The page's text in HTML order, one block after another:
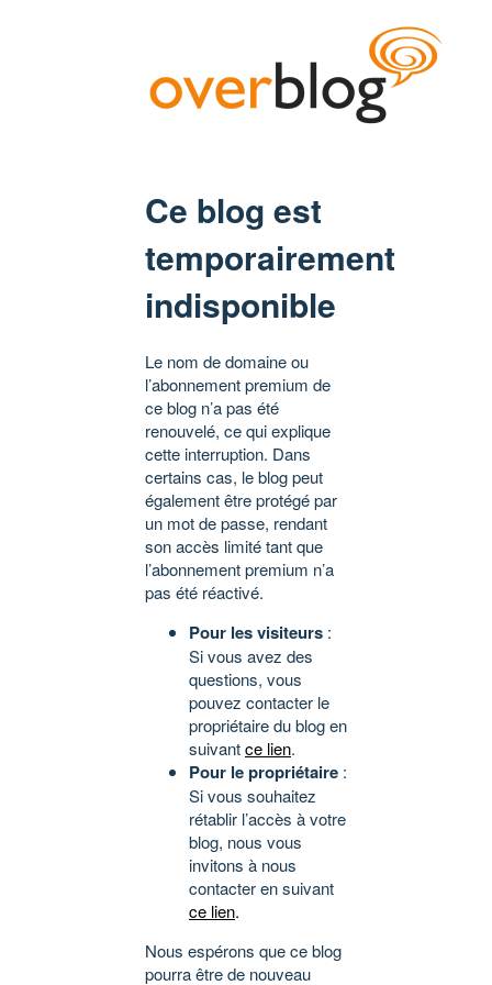
Ce blog est
temporairement
indisponible
Le nom de domaine ou
l’abonnement premium de
ce blog n’a pas été
renouvelé, ce qui explique
cette interruption. Dans
certains cas, le blog peut
également être protégé par
un mot de passe, rendant
son accès limité tant que
l’abonnement premium n’a
pas été réactivé.
Pour les visiteurs :
Si vous avez des
questions, vous
pouvez contacter le
propriétaire du blog en
suivantce lien.
Pour le propriétaire :
Si vous souhaitez
rétablir l’accès à votre
blog, nous vous
invitons à nous
contacter en suivant
ce lien.
Nous espérons que ce blog
pourra être de nouveau